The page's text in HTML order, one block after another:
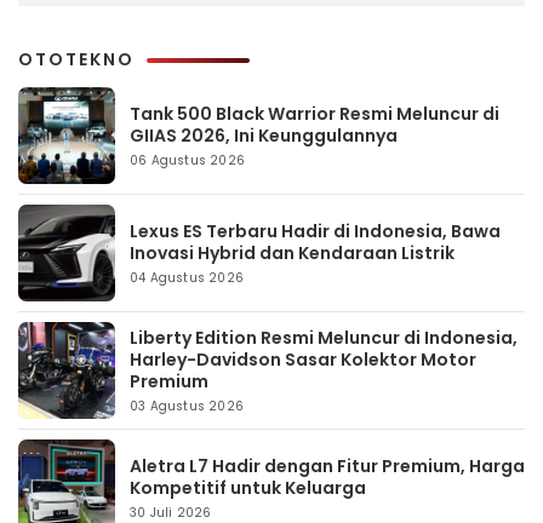
OTOTEKNO
Tank 500 Black Warrior Resmi Meluncur di
GIIAS 2026, Ini Keunggulannya
06 Agustus 2026
Lexus ES Terbaru Hadir di Indonesia, Bawa
Inovasi Hybrid dan Kendaraan Listrik
04 Agustus 2026
Liberty Edition Resmi Meluncur di Indonesia,
Harley-Davidson Sasar Kolektor Motor
Premium
03 Agustus 2026
Aletra L7 Hadir dengan Fitur Premium, Harga
Kompetitif untuk Keluarga
30 Juli 2026